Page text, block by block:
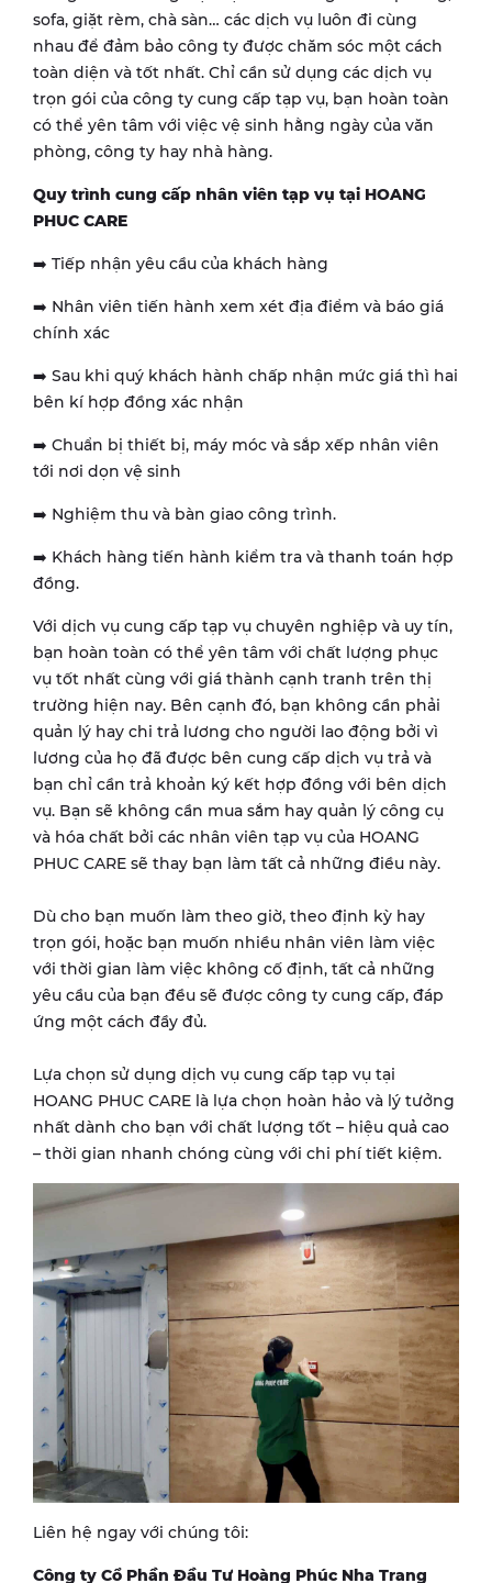
sofa, giặt rèm, chà sàn… các dịch vụ luôn đi cùng
nhau để đảm bảo công ty được chăm sóc một cách
toàn diện và tốt nhất. Chỉ cần sử dụng các dịch vụ
trọn gói của công ty cung cấp tạp vụ, bạn hoàn toàn
có thể yên tâm với việc vệ sinh hằng ngày của văn
phòng, công ty hay nhà hàng.
Quy trình cung cấp nhân viên tạp vụ tại HOANG
PHUC CARE
➡️ Tiếp nhận yêu cầu của khách hàng
➡️ Nhân viên tiến hành xem xét địa điểm và báo giá
chính xác
➡️ Sau khi quý khách hành chấp nhận mức giá thì hai
bên kí hợp đồng xác nhận
➡️ Chuẩn bị thiết bị, máy móc và sắp xếp nhân viên
tới nơi dọn vệ sinh
➡️ Nghiệm thu và bàn giao công trình.
➡️ Khách hàng tiến hành kiểm tra và thanh toán hợp
đồng.
Với dịch vụ cung cấp tạp vụ chuyên nghiệp và uy tín,
bạn hoàn toàn có thể yên tâm với chất lượng phục
vụ tốt nhất cùng với giá thành cạnh tranh trên thị
trường hiện nay. Bên cạnh đó, bạn không cần phải
quản lý hay chi trả lương cho người lao động bởi vì
lương của họ đã được bên cung cấp dịch vụ trả và
bạn chỉ cần trả khoản ký kết hợp đồng với bên dịch
vụ. Bạn sẽ không cần mua sắm hay quản lý công cụ
và hóa chất bởi các nhân viên tạp vụ của HOANG
PHUC CARE sẽ thay bạn làm tất cả những điều này.
Dù cho bạn muốn làm theo giờ, theo định kỳ hay
trọn gói, hoặc bạn muốn nhiều nhân viên làm việc
với thời gian làm việc không cố định, tất cả những
yêu cầu của bạn đều sẽ được công ty cung cấp, đáp
ứng một cách đầy đủ.
Lựa chọn sử dụng dịch vụ cung cấp tạp vụ tại
HOANG PHUC CARE là lựa chọn hoàn hảo và lý tưởng
nhất dành cho bạn với chất lượng tốt – hiệu quả cao
– thời gian nhanh chóng cùng với chi phí tiết kiệm.
Liên hệ ngay với chúng tôi:
Công ty Cổ Phần Đầu Tư Hoàng Phúc Nha Trang